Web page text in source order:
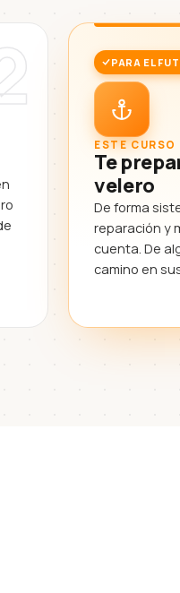
PARA EL
ESTE CURSO
Te
velero
De forma
reparación y
cuenta. De
camino en